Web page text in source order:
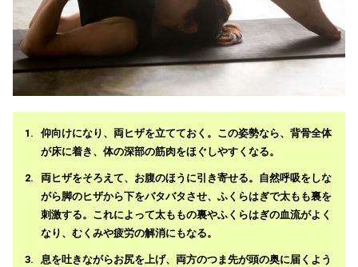
仰向けになり、両ヒザを立てておく。この姿勢なら、背骨全体
が床に着き、体の深部の筋肉をほぐしやすくなる。
両ヒザをそろえて、お腹のほうに引き寄せる。自然呼吸をしな
がら脚のヒザから下をバタバタさせ、ふくらはぎで太もも裏を
刺激する。これによって太ももの裏やふくらはぎの血流がよく
なり、むくみや疲労の解消にもなる。
息を吐きながらお尻を上げ、両方のつま先が頭の奥に届くよう